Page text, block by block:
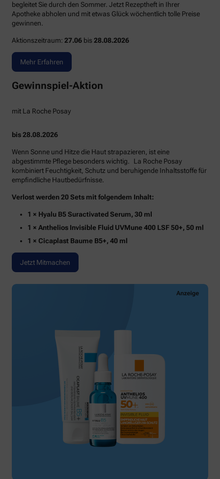
begleitet Sie durch den Sommer. Jetzt Rezeptheft in Ihrer
Apotheke abholen und mit etwas Glück wöchentlich tolle Preise
gewinnen.
Aktionszeitraum: 27.06 bis 28.08.2026
Mehr Erfahren
Gewinnspiel-Aktion
mit La Roche Posay
bis 28.08.2026
Wenn Sonne und Hitze die Haut strapazieren, ist eine
abgestimmte Pflege besonders wichtig. La Roche Posay
kombiniert Feuchtigkeit, Schutz und beruhigende Inhaltsstoffe für
empfindliche Hautbedürfnisse.
Verlost werden 20 Sets mit folgendem Inhalt:
1 × Hyalu B5 Suractivated Serum, 30 ml
1 × Anthelios Invisible Fluid UVMune 400 LSF 50+, 50 ml
1 × Cicaplast Baume B5+, 40 ml
Jetzt Mitmachen